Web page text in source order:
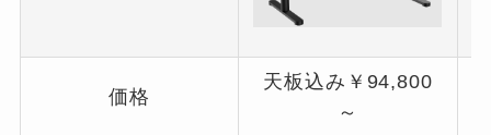
価格
天板込み￥94,800
～